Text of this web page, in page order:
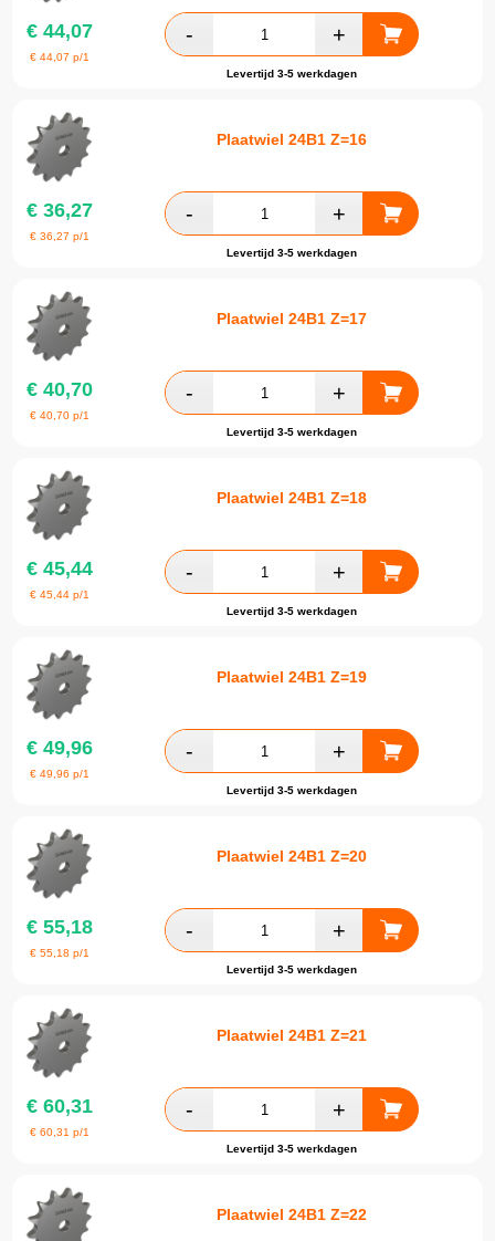
€ 44,07
€44,07 p/1
Levertijd 3-5 werkdagen
Plaatwiel 24B1 Z=16
€ 36,27
€36,27 p/1
Levertijd 3-5 werkdagen
Plaatwiel 24B1 Z=17
€ 40,70
€40,70 p/1
Levertijd 3-5 werkdagen
Plaatwiel 24B1 Z=18
€ 45,44
€45,44 p/1
Levertijd 3-5 werkdagen
Plaatwiel 24B1 Z=19
€ 49,96
€49,96 p/1
Levertijd 3-5 werkdagen
Plaatwiel 24B1 Z=20
€ 55,18
€55,18 p/1
Levertijd 3-5 werkdagen
Plaatwiel 24B1 Z=21
€ 60,31
€60,31 p/1
Levertijd 3-5 werkdagen
Plaatwiel 24B1 Z=22